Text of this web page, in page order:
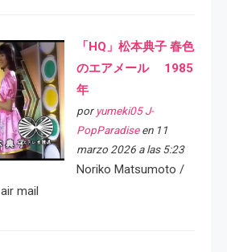
「HQ」松本典子 春色
のエアメール 1985
年
por yumeki05 J-
PopParadiseen 11
marzo 2026 a las 5:23
Noriko Matsumoto /
mail